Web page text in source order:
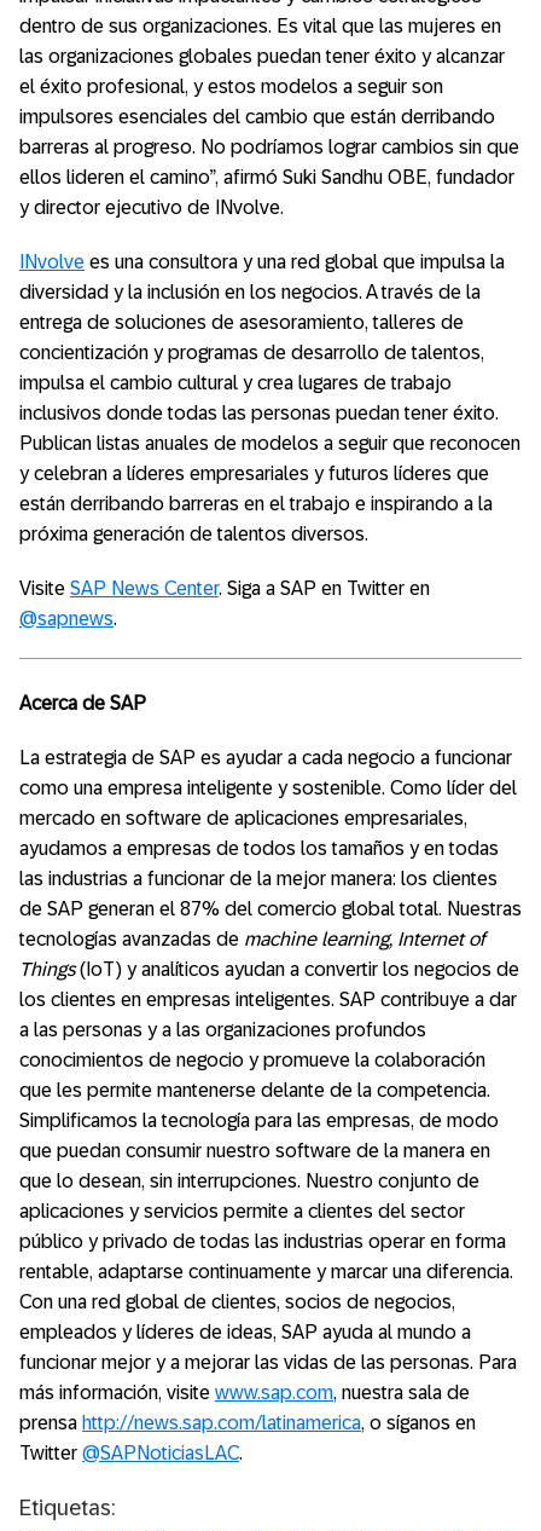
dentro de sus organizaciones. Es vital que las mujeres en
las organizaciones globales puedan tener éxito y alcanzar
el éxito profesional, y estos modelos a seguir son
impulsores esenciales del cambio que están derribando
barreras al progreso. No podríamos lograr cambios sin que
ellos lideren el camino”, afirmó Suki Sandhu OBE, fundador
y director ejecutivo de INvolve.
INvolve es una consultora y una red global que impulsa la
diversidad y la inclusión en los negocios. A través de la
entrega de soluciones de asesoramiento, talleres de
concientización y programas de desarrollo de talentos,
impulsa el cambio cultural y crea lugares de trabajo
inclusivos donde todas las personas puedan tener éxito.
Publican listas anuales de modelos a seguir que reconocen
y celebran a líderes empresariales y futuros líderes que
están derribando barreras en el trabajo e inspirando a la
próxima generación de talentos diversos.
Visite SAP News Center. Siga a SAP en Twitter en
@sapnews.
Acerca de SAP
La estrategia de SAP es ayudar a cada negocio a funcionar
como una empresa inteligente y sostenible. Como líder del
mercado en software de aplicaciones empresariales,
ayudamos a empresas de todos los tamaños y en todas
las industrias a funcionar de la mejor manera: los clientes
de SAP generan el 87% del comercio global total. Nuestras
tecnologías avanzadas de machine learning, Internet of
Things(IoT) y analíticos ayudan a convertir los negocios de
los clientes en empresas inteligentes. SAP contribuye a dar
a las personas y a las organizaciones profundos
conocimientos de negocio y promueve la colaboración
que les permite mantenerse delante de la competencia.
Simplificamos la tecnología para las empresas, de modo
que puedan consumir nuestro software de la manera en
que lo desean, sin interrupciones. Nuestro conjunto de
aplicaciones y servicios permite a clientes del sector
público y privado de todas las industrias operar en forma
rentable, adaptarse continuamente y marcar una diferencia.
Con una red global de clientes, socios de negocios,
empleados y líderes de ideas, SAP ayuda al mundo a
funcionar mejor y a mejorar las vidas de las personas. Para
más información, visite www.sap.com, nuestra sala de
prensa http://news.sap.com/latinamerica, o síganos en
Twitter @SAPNoticiasLAC.
Etiquetas: